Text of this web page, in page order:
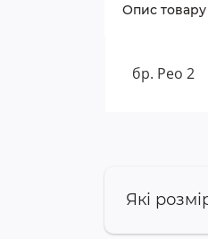
Опис товару
бр. Рео 2
Які